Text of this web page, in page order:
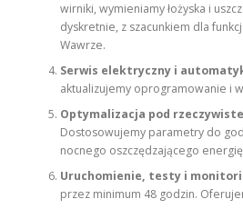
wirniki, wymieniamy łożyska i
dyskretnie, z szacunkiem dla
Wawrze.
Serwis elektryczny i
aktualizujemy oprogramowanie i
Optymalizacja pod
Dostosowujemy parametry do
nocnego oszczędzającego
Uruchomienie, testy i
przez minimum 48 godzin.